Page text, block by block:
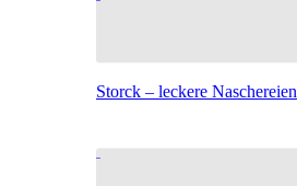
Storck – leckere Naschereien